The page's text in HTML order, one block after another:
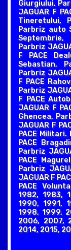
Giurgiului,
JAGUAR F
Tineretului,
Parbriz auto
Septembrie,
Parbriz
F PACE
Sebastian,
Parbriz
F PACE
Parbriz
F PACE
JAGUAR F
Ghencea,
JAGUAR F
PACE
PACE
Parbriz
PACE
Parbriz
JAGUAR F
PACE
1982, 1983,
1990, 1991,
1998, 1999,
2006, 2007,
2014, 2015,